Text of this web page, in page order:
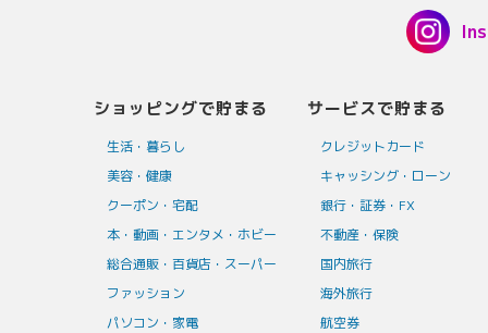
ショッピングで貯まる
生活・暮らし
美容・健康
クーポン・宅配
本・動画・エンタメ・ホビー
総合通販・百貨店・スーパー
ファッション
パソコン・家電
サービスで貯まる
クレジットカード
キャッシング・ローン
銀行・証券・FX
不動産・保険
国内旅行
海外旅行
航空券